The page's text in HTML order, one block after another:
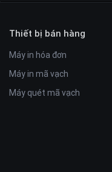
Thiết bị bán hàng
Máy in hóa đơn
Máy in mã vạch
Máy quét mã vạch